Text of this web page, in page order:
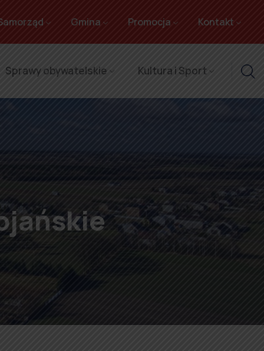
Gmina Promocja Kontakt
Sprawy obywatelskie Kultura i Sport